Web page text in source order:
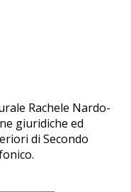
Rachele Nardo-
giuridiche ed
di Secondo